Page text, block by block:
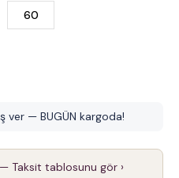
60
ver — BUGÜN kargoda!
— Taksit tablosunu gör ›